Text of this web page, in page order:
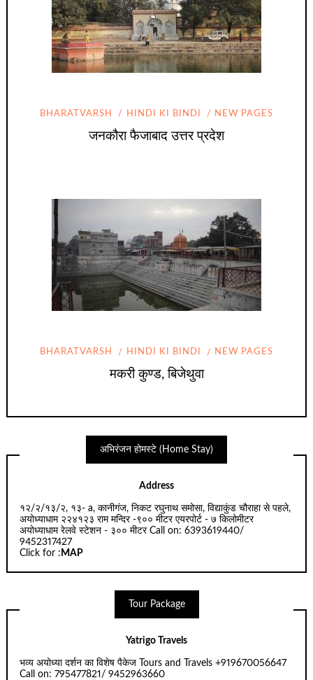
BHARATVARSH HINDI KI BINDI NEW PAGES
जनकौरा फैजाबाद उत्तर प्रदेश
BHARATVARSH HINDI KI BINDI NEW PAGES
मकरी कुण्ड, बिजेथुवा
अभिरंजन होमस्टे (Home Stay)
Address
१२/२/१३/२, १३- a, कानीगंज, निकट रघुनाथ समोसा, विद्याकुंड चौराहा से पहले,
अयोध्याधाम २२४१२३ राम मन्दिर -९०० मीटर एयरपोर्ट - ७ किलोमीटर
अयोध्याधाम रेलवे स्टेशन - ३०० मीटर Call on: 6393619440/
9452317427
Click for : MAP
Tour Package
Yatrigo Travels
भव्य अयोध्या दर्शन का विशेष पैकेज Tours and Travels +919670056647
Call on: 795477821/ 9452963660